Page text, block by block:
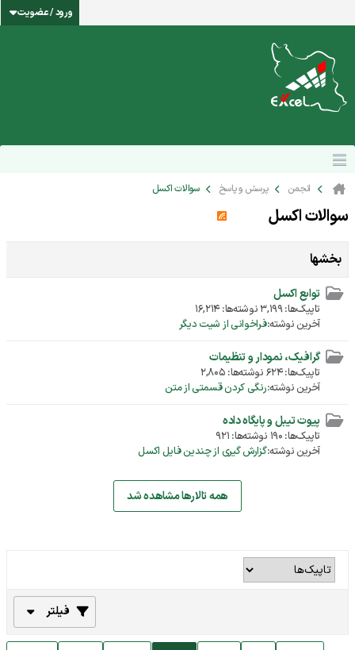
ورود / عضویت
انجمن پرسش و پاسخ سوالات اکسل
سوالات اکسل
بخشها
توابع اکسل
تاپیک‌ها: 3,199 نوشته‌ها: 16,214
آخرین نوشته:فراخوانی از شیت دیگر
گرافیک، نمودار و تنظیمات
تاپیک‌ها: 624 نوشته‌ها: 2,805
آخرین نوشته:رنگی کردن قسمتی از متن
پیوت تیبل و پایگاه داده
تاپیک‌ها: 190 نوشته‌ها: 921
آخرین نوشته:گزارش گیری از چندین فایل اکسل
همه تالارها مشاهده شد
فیلتر